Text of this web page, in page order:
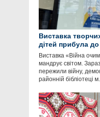
Виставка
дітей прибула
Виставка «Війна
мандрує світом.
пережили війну,
районній бібліотеці м.